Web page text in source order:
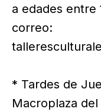
a edades entre
correo:
* Tardes de
Macroplaza